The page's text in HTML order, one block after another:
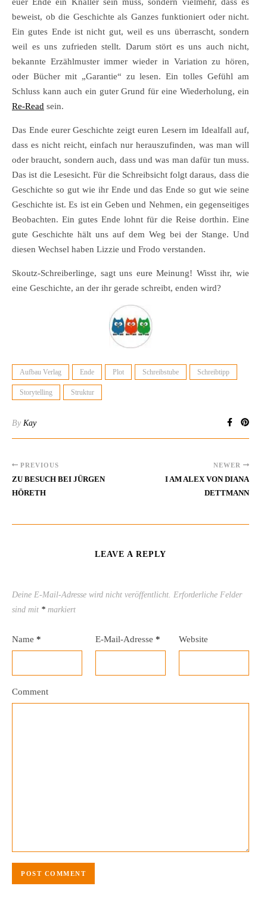
beweist, ob die Geschichte als Ganzes funktioniert oder nicht.
Ein gutes Ende ist nicht gut, weil es uns überrascht, sondern
weil es uns zufrieden stellt. Darum stört es uns auch nicht,
bekannte Erzählmuster immer wieder in Variation zu hören,
oder Bücher mit „Garantie“ zu lesen. Ein tolles Gefühl am
Schluss kann auch ein guter Grund für eine Wiederholung, ein
Re-Read sein.
Das Ende eurer Geschichte zeigt euren Lesern im Idealfall auf,
dass es nicht reicht, einfach nur herauszufinden, was man will
oder braucht, sondern auch, dass und was man dafür tun muss.
Das ist die Lesesicht. Für die Schreibsicht folgt daraus, dass die
Geschichte so gut wie ihr Ende und das Ende so gut wie seine
Geschichte ist. Es ist ein Geben und Nehmen, ein gegenseitiges
Beobachten. Ein gutes Ende lohnt für die Reise dorthin. Eine
gute Geschichte hält uns auf dem Weg bei der Stange. Und
diesen Wechsel haben Lizzie und Frodo verstanden.
Skoutz-Schreiberlinge, sagt uns eure Meinung! Wisst ihr, wie
eine Geschichte, an der ihr gerade schreibt, enden wird?
Aufbau Verlag Ende Plot Schreibstube Schreibtipp
Storytelling Struktur
By Kay
PREVIOUS
ZU BESUCH BEI JÜRGEN
HÖRETH
NEWER
I AM ALEX VON DIANA
DETTMANN
LEAVE A REPLY
Deine E-Mail-Adresse wird nicht veröffentlicht. Erforderliche Felder
sind mit * markiert
Name * E-Mail-Adresse * Website
Comment